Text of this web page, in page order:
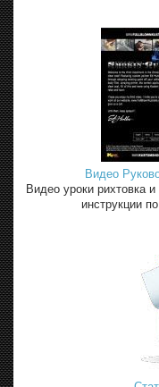
Видео
Видео уроки рихтовка
инструкции